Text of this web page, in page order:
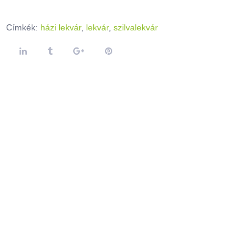
Címkék: házi lekvár, lekvár, szilvalekvár